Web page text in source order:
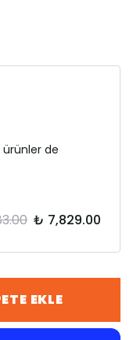
de
₺ 7,829.00
EKLE